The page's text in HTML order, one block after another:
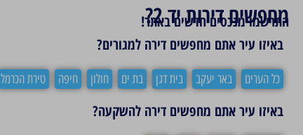
מחפשים דירות יד 2?
התרשמו מנכסים חדשים באתר!
באיזו עיר אתם מחפשים דירה למגורים?
כל הערים באר יעקב בית דגן בת ים חולון חיפה טירת הכרמל
באיזו עיר אתם מחפשים דירה להשקעה?